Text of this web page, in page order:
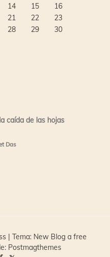
14 15
16
21 22
23
28 29
30
caída de las hojas
Das
| Tema: New Blog a free
Postmagthemes